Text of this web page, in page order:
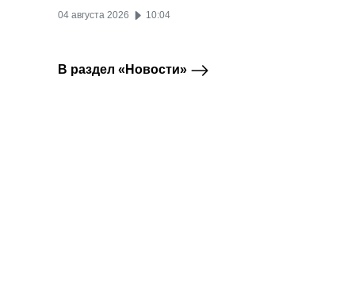
04 августа 2026 10:04
В раздел «Новости»